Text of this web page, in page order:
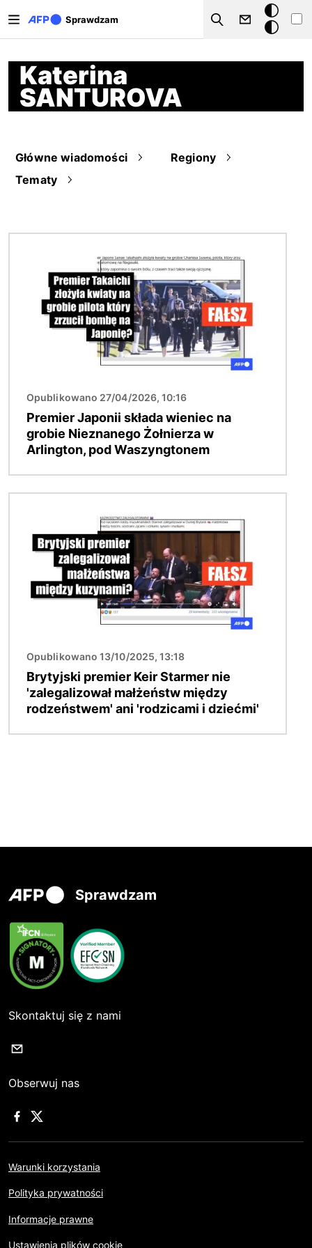
Sprawdzam
Szukaj
Tryb
ciemny
Katerina
SANTUROVA
Główne wiadomości
Regiony
Tematy
Opublikowano 27/04/2026, 10:16
Premier Japonii składa wieniec na
grobie Nieznanego Żołnierza w
Arlington, pod Waszyngtonem
Opublikowano 13/10/2025, 13:18
Brytyjski premier Keir Starmer nie
'zalegalizował małżeństw między
rodzeństwem' ani 'rodzicami i dziećmi'
Sprawdzam
Skontaktuj się z nami
Obserwuj nas
Warunki korzystania
Polityka prywatności
Informacje prawne
Ustawienia plików cookie